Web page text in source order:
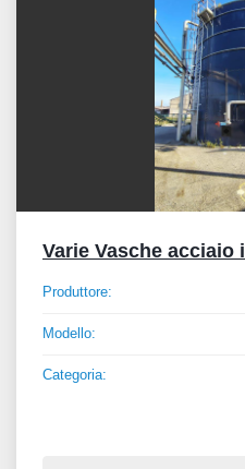
Varie Vasche acciaio
Produttore:
Modello:
Categoria: